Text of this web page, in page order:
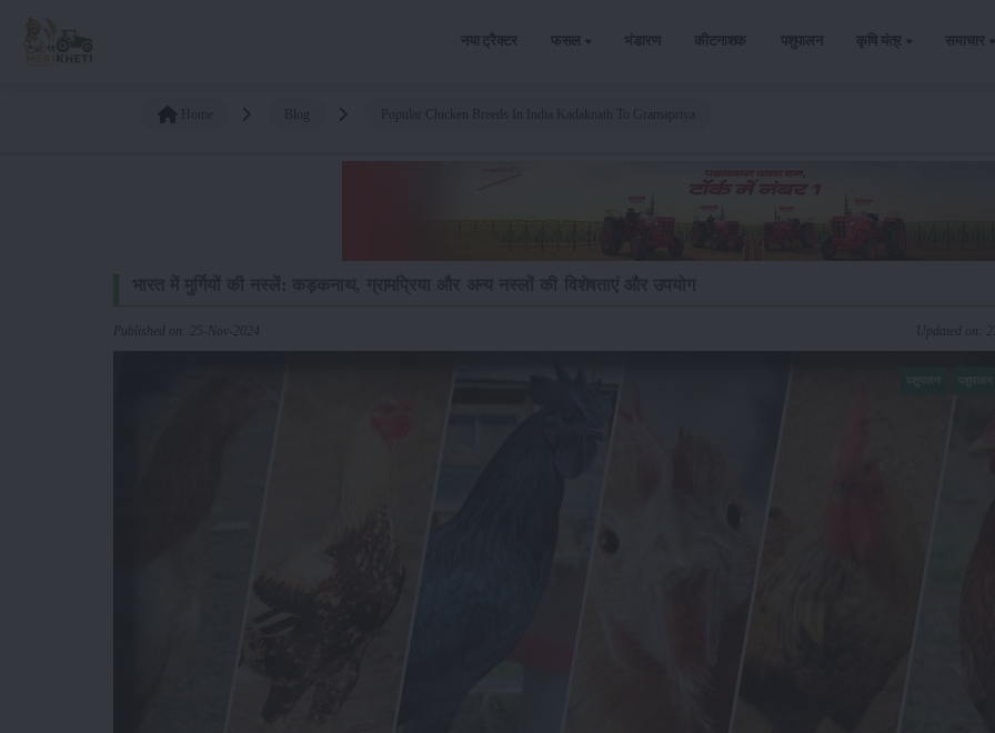
नया ट्रैक्टर फसल भंडारण कीटनाशक पशुपालन कृषि यंत्र समाचार
Published on: 25-Nov-2024 Updated on: